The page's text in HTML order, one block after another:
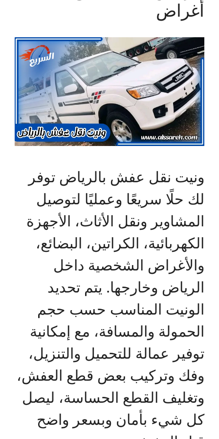
أغراض
ونيت نقل عفش بالرياض توفر
لك حلًا سريعًا وعمليًا لتوصيل
المشاوير ونقل الأثاث، الأجهزة
الكهربائية، الكراتين، البضائع،
والأغراض الشخصية داخل
الرياض وخارجها. يتم تحديد
الونيت المناسب حسب حجم
الحمولة والمسافة، مع إمكانية
توفير عمالة للتحميل والتنزيل،
وفك وتركيب بعض قطع العفش،
وتغليف القطع الحساسة، ليصل
كل شيء بأمان وبسعر واضح